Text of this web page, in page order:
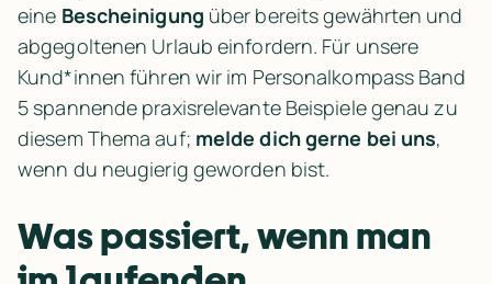
eine Bescheinigung über bereits gewährten und
abgegoltenen Urlaub einfordern. Für unsere
Kund*innen führen wir im Personalkompass Band
5 spannende praxisrelevante Beispiele genau zu
diesem Thema auf; melde dich gerne bei uns,
wenn du neugierig geworden bist.
Was passiert, wenn man